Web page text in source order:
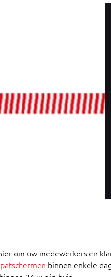
om uw medewerkers en
binnen enkele